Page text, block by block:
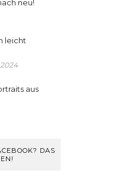
neu!
leicht
aus
DAS